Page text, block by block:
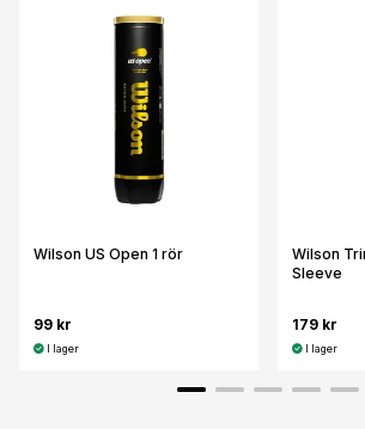
Wilson US Open 1 rör
99 kr
I lager
Wilson
Sleeve
179 kr
I lager